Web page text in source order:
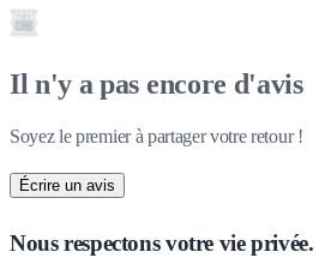
Il n'y a pas encore d'avis
Soyez le premier à partager votre retour !
Écrire un avis
Nous respectons votre vie privée.